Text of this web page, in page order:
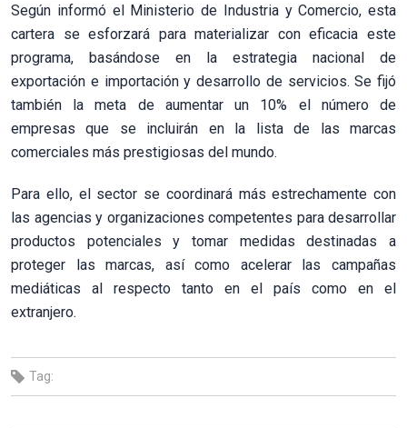
Según informó el Ministerio de Industria y Comercio, esta
cartera se esforzará para materializar con eficacia este
programa, basándose en la estrategia nacional de
exportación e importación y desarrollo de servicios. Se fijó
también la meta de aumentar un 10% el número de
empresas que se incluirán en la lista de las marcas
comerciales más prestigiosas del mundo.
Para ello, el sector se coordinará más estrechamente con
las agencias y organizaciones competentes para desarrollar
productos potenciales y tomar medidas destinadas a
proteger las marcas, así como acelerar las campañas
mediáticas al respecto tanto en el país como en el
extranjero.
Tag: